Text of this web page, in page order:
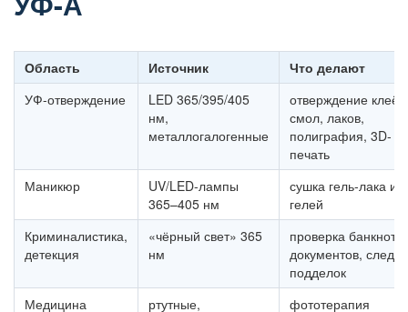
Область Источник
Что делают
УФ-отверждение
LED 365/395/405
нм,
металлогалогенные
отверждение клеёв,
смол, лаков,
полиграфия, 3D-
печать
Маникюр
UV/LED-лампы
365–405 нм
сушка гель-лака и
гелей
Криминалистика,
детекция
«чёрный свет» 365
нм
проверка банкнот,
документов,
подделок
Медицина
ртутные, фототерапия